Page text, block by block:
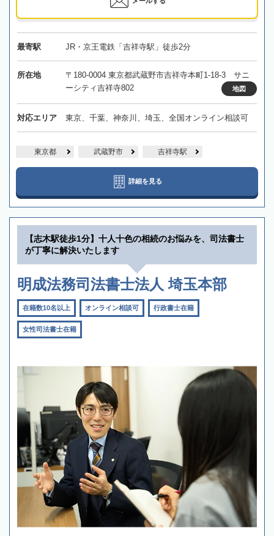
最寄駅 JR・京王電鉄「吉祥寺駅」徒歩2分
所在地
〒180-0004 東京都武蔵野市吉祥寺本町1-18-3 サニ
ーシティ吉祥寺802
地図
対応エリア 東京、千葉、神奈川、埼玉、全国オンライン相談可
東京都 武蔵野市 吉祥寺駅
詳細を見る
【志木駅徒歩1分】十人十色の相続のお悩みを、司法書士
が丁寧に解決いたします
明成法務司法書士法人 埼玉本部
在籍数10名以上 オンライン相談可 行政書士在籍
女性司法書士在籍